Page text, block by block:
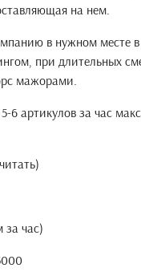
на нем.
в нужном месте
при длительных
мажорами.
6 артикулов за час
за час)